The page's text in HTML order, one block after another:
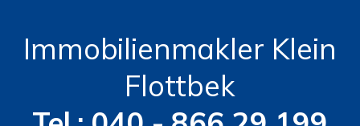
Immobilienmakler Klein
Flottbek